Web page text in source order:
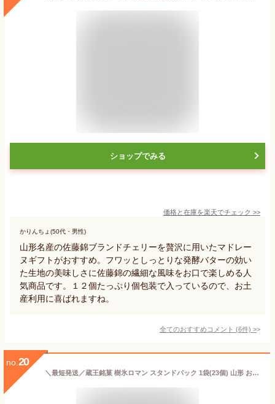
ショップでみる
価格と在庫を楽天でチェック >>
かりんちょ(50代・男性)
山形名産の佐藤錦ブランドチェリーを贅沢に用いたマドレー
ヌギフトがおすすめ。フワッとしっとりな発酵バターの効い
た生地の美味しさに佐藤錦の繊細な風味をお口で楽しめる人
気商品です。１２個たっぷり個包装で入っているので、お土
産利用に喜ばれますね。
全てのおすすめコメント (6件) >
no. 20
＼最短発送／蔵王銘菓 樹氷ロマン スタンドパック 1袋(23個) 山形 お土産 お菓子 個包装 GW お取り寄せ こどもの日 手土産 焼菓子 ひと口サイズ ウェハース【A01】